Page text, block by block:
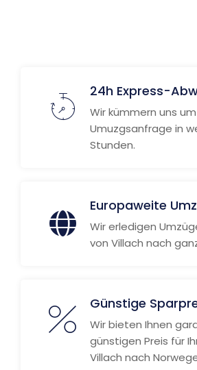
24h Express-
Wir kümmern uns
Umuzgsanfrage in
Stunden.
Europaweite
Wir erledigen
von Villach nach
Günstige
Wir bieten Ihnen
günstigen Preis für
Villach nach